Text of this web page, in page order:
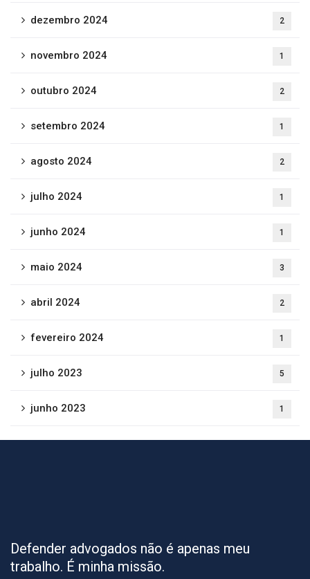
dezembro 2024 2
novembro 2024 1
outubro 2024 2
setembro 2024 1
agosto 2024 2
julho 2024 1
junho 2024 1
maio 2024 3
abril 2024 2
fevereiro 2024 1
julho 2023 5
junho 2023 1
Defender advogados não é apenas meu
trabalho. É minha missão.